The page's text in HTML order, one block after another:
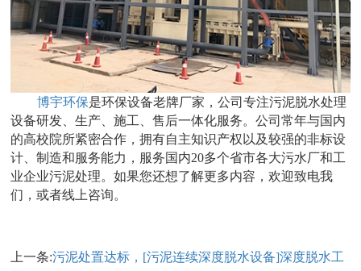
博宇环保是环保设备老牌厂家，公司专注污泥脱水处理
设备研发、生产、施工、售后一体化服务。公司常年与国内
的高校院所紧密合作，拥有自主知识产权以及较强的非标设
计、制造和服务能力，服务国内20多个省市各大污水厂和工
业企业污泥处理。如果您还想了解更多内容，欢迎致电我
们，或者线上咨询。
上一条:污泥处置达标，[污泥连续深度脱水设备]深度脱水工